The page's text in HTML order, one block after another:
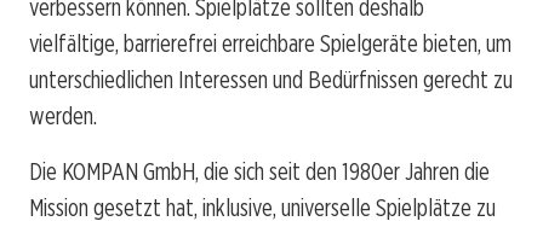
verbessern können. Spielplätze sollten deshalb
vielfältige, barrierefrei erreichbare Spielgeräte bieten, um
unterschiedlichen Interessen und Bedürfnissen gerecht zu
werden.
Die KOMPAN GmbH, die sich seit den 1980er Jahren die
Mission gesetzt hat, inklusive, universelle Spielplätze zu